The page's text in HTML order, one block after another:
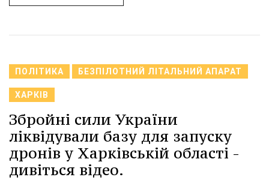
ПОЛІТИКА БЕЗПІЛОТНИЙ ЛІТАЛЬНИЙ АПАРАТ
ХАРКІВ
Збройні сили України
ліквідували базу для запуску
дронів у Харківській області -
дивіться відео.